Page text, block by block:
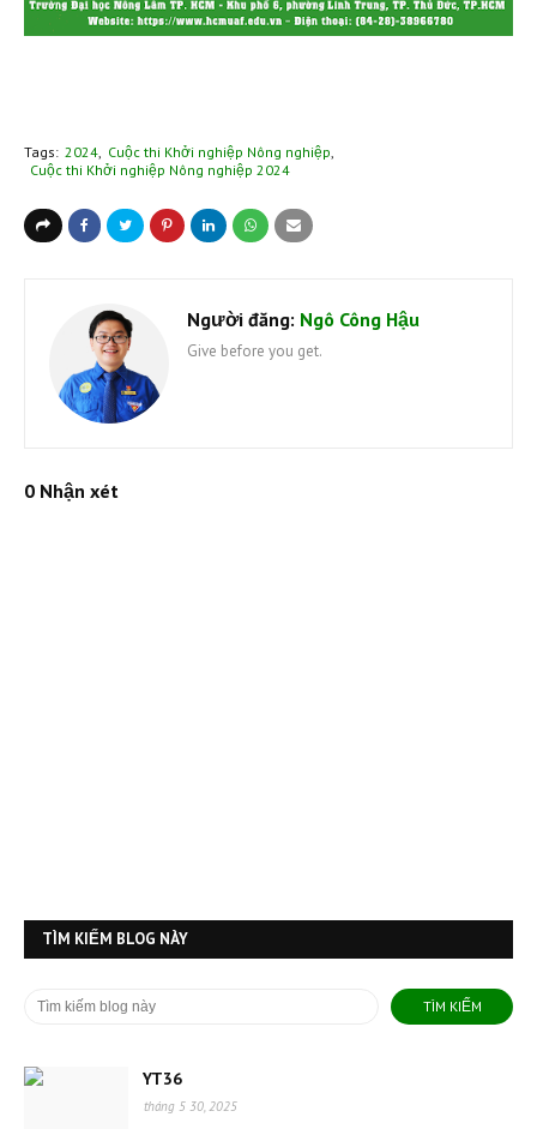
Tags: 2024 Cuộc thi Khởi nghiệp Nông nghiệp
Cuộc thi Khởi nghiệp Nông nghiệp 2024
Người đăng: Ngô Công Hậu
Give before you get.
0 Nhận xét
TÌM KIẾM BLOG NÀY
YT36
tháng 5 30, 2025